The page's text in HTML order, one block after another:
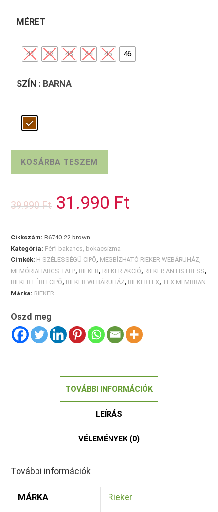
MÉRET
41 42 43 44 45 46
SZÍN : BARNA
mennyiség
KOSÁRBA TESZEM
39.990Ft
Original
price
was:
31.990 Ft
Cikkszám:B6740-22 brown
Kategória: Férfi bakancs, bokacsizma
Címkék: H SZÉLESSÉGŰ CIPŐ, MEGBÍZHATÓ RIEKER WEBÁRUHÁZ,
MEMÓRIAHABOS TALP, RIEKER, RIEKER AKCIÓ, RIEKER ANTISTRESS,
RIEKER FÉRFI CIPŐ, RIEKER WEBÁRUHÁZ, RIEKERTEX, TEX MEMBRÁN
Márka: RIEKER
Oszd meg
TOVÁBBI INFORMÁCIÓK
LEÍRÁS
VÉLEMÉNYEK (0)
További információk
MÁRKA Rieker